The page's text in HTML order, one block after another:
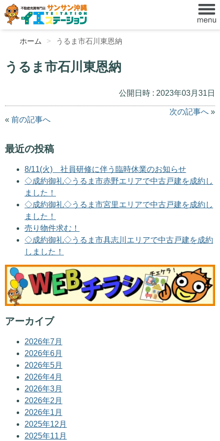
ホーム うるま市石川東恩納
うるま市石川東恩納
公開日時 : 2023年03月31日
« 前の記事へ
次の記事へ »
最近の投稿
8/11(火) 社員研修に伴う臨時休業のお知らせ
◇成約御礼◇うるま市赤野エリアで中古戸建を成約し
ました！
◇成約御礼◇うるま市宮里エリアで中古戸建を成約し
ました！
売り物件求む！
◇成約御礼◇うるま市具志川エリアで中古戸建を成約
しました！
アーカイブ
2026年7月
2026年6月
2026年5月
2026年4月
2026年3月
2026年2月
2026年1月
2025年12月
2025年11月